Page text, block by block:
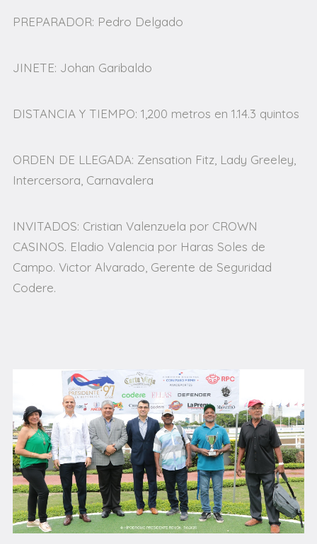
PREPARADOR: Pedro Delgado
JINETE: Johan Garibaldo
DISTANCIA Y TIEMPO: 1,200 metros en 1.14.3 quintos
ORDEN DE LLEGADA: Zensation Fitz, Lady Greeley,
Intercersora, Carnavalera
INVITADOS: Cristian Valenzuela por CROWN
CASINOS. Eladio Valencia por Haras Soles de
Campo. Victor Alvarado, Gerente de Seguridad
Codere.